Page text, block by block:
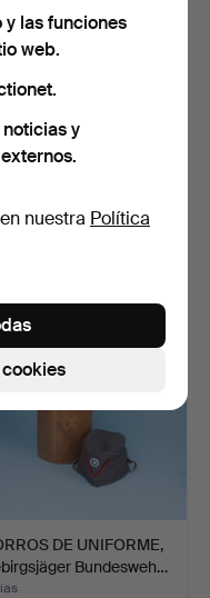
DE UNIFORME,
Bundesweh…
y las funciones
web.
y
nuestra Política